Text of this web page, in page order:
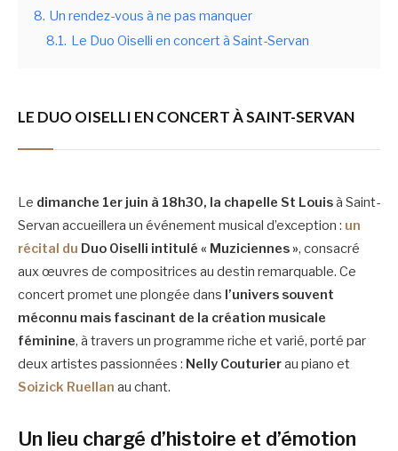
8. Un rendez-vous à ne pas manquer
8.1. Le Duo Oiselli en concert à Saint-Servan
LE DUO OISELLI EN CONCERT À SAINT-SERVAN
Le dimanche 1er juin à 18h30, la chapelle St Louisà Saint-
Servan accueillera un événement musical d’exception : un
récital du Duo Oiselli intitulé « Muziciennes », consacré
aux œuvres de compositrices au destin remarquable. Ce
concert promet une plongée dans l’univers souvent
méconnu mais fascinant de la création musicale
féminine, à travers un programme riche et varié, porté par
deux artistes passionnées : Nelly Couturierau piano et
Soizick Ruellan au chant.
Un lieu chargé d’histoire et d’émotion